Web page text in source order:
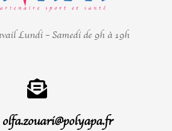
Lundi – Samedi de 9h à 19h